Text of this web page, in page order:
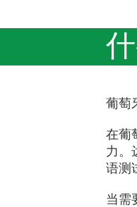
葡萄
在葡
力。
语测
当需